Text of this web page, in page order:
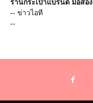
ร้านกระเป๋าแบรนด์ มือสอง
-- ข่าวไอที
--